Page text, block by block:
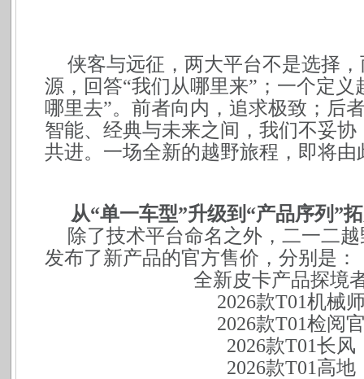
侠客与远征，两大平台不是选择
源，回答“我们从哪里来”；一个定
哪里去”。前者向内，追求极致；后
智能、经典与未来之间，我们不妥
共进。一场全新的越野旅程，即将由
从“单一车型”升级到“产品序列”
除了技术平台命名之外，二一二
发布了新产品的官方售价，分别是：
全新皮卡产品探境
2026款T01机械
2026款T01检阅
2026款T01长风
2026款T01高地